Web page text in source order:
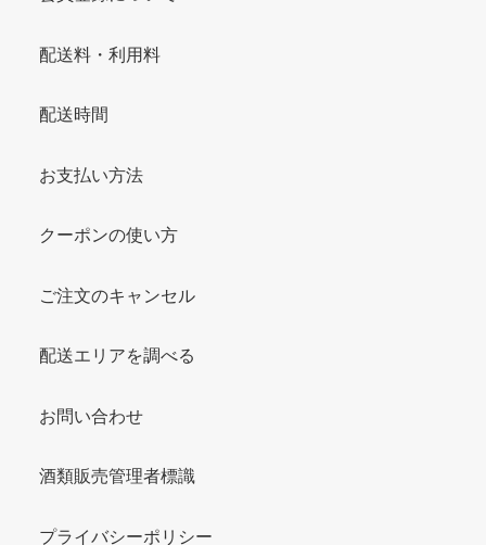
配送料・利用料
配送時間
お支払い方法
クーポンの使い方
ご注文のキャンセル
配送エリアを調べる
お問い合わせ
酒類販売管理者標識
プライバシーポリシー